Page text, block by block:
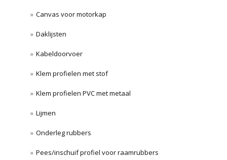
Canvas voor motorkap
Daklijsten
Kabeldoorvoer
Klem profielen met stof
Klem profielen PVC met metaal
Lijmen
Onderleg rubbers
Pees/inschuif profiel voor raamrubbers